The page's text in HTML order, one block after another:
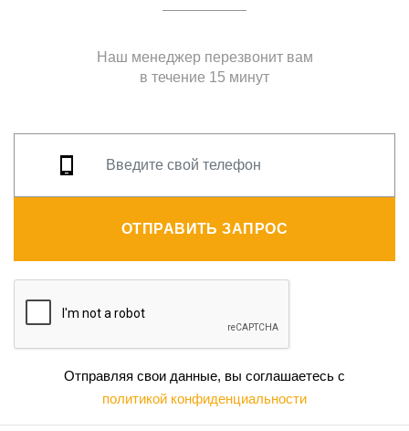
Наш менеджер перезвонит вам
в течение 15 минут
ОТПРАВИТЬ ЗАПРОС
Отправляя свои данные, вы соглашаетесь с
политикой конфиденциальности